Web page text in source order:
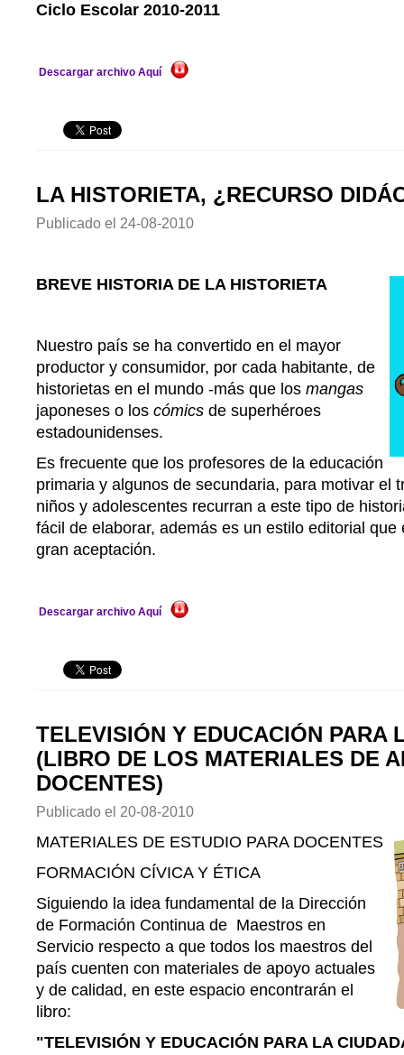
Ciclo Escolar 2010-2011
Descargar archivo Aquí
LA HISTORIETA, ¿RECURSO
Publicado el 24-08-2010
BREVE HISTORIA DE LA HISTORIETA
Nuestro país se ha convertido en el mayor
productor y consumidor, por cada habitante, de
historietas en el mundo -más que los mangas
japoneses o los cómics de superhéroes
estadounidenses.
Es frecuente que los profesores de la educación
primaria y algunos de secundaria, para motivar el
niños y adolescentes recurran a este tipo de
fácil de elaborar, además es un estilo editorial que
gran aceptación.
Descargar archivo Aquí
TELEVISIÓN Y EDUCACIÓN PARA
(LIBRO DE LOS MATERIALES DE
DOCENTES)
Publicado el 20-08-2010
MATERIALES DE ESTUDIO PARA DOCENTES
FORMACIÓN CÍVICA Y ÉTICA
Siguiendo la idea fundamental de la Dirección
de Formación Continua de Maestros en
Servicio respecto a que todos los maestros del
país cuenten con materiales de apoyo actuales
y de calidad, en este espacio encontrarán el
libro:
"TELEVISIÓN Y EDUCACIÓN PARA LA